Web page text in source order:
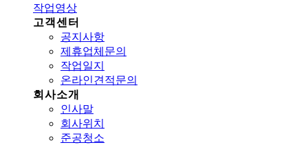
작업영상
고객센터
공지사항
제휴업체문의
작업일지
온라인견적문의
회사소개
인사말
회사위치
준공청소